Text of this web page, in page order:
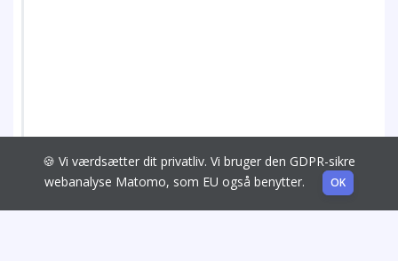
🍪 Vi værdsætter dit privatliv. Vi bruger den GDPR-sikre
webanalyse Matomo, som EU også benytter.
OK